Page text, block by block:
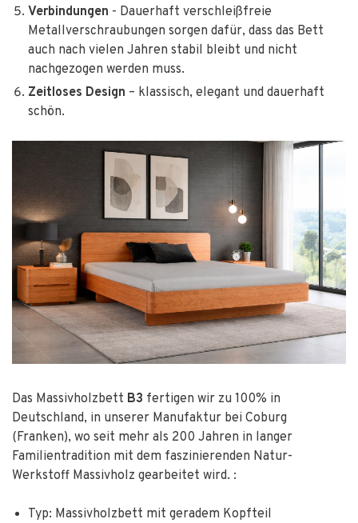
Verbindungen - Dauerhaft verschleißfreie
Metallverschraubungen sorgen dafür, dass das Bett
auch nach vielen Jahren stabil bleibt und nicht
nachgezogen werden muss.
Zeitloses Design – klassisch, elegant und dauerhaft
schön.
Das Massivholzbett B3 fertigen wir zu 100% in
Deutschland, in unserer Manufaktur bei Coburg
(Franken), wo seit mehr als 200 Jahren in langer
Familientradition mit dem faszinierenden Natur-
Werkstoff Massivholz gearbeitet wird. :
Typ: Massivholzbett mit geradem Kopfteil